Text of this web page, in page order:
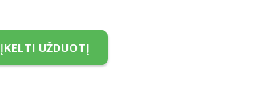
ĮKELTI UŽDUOTĮ